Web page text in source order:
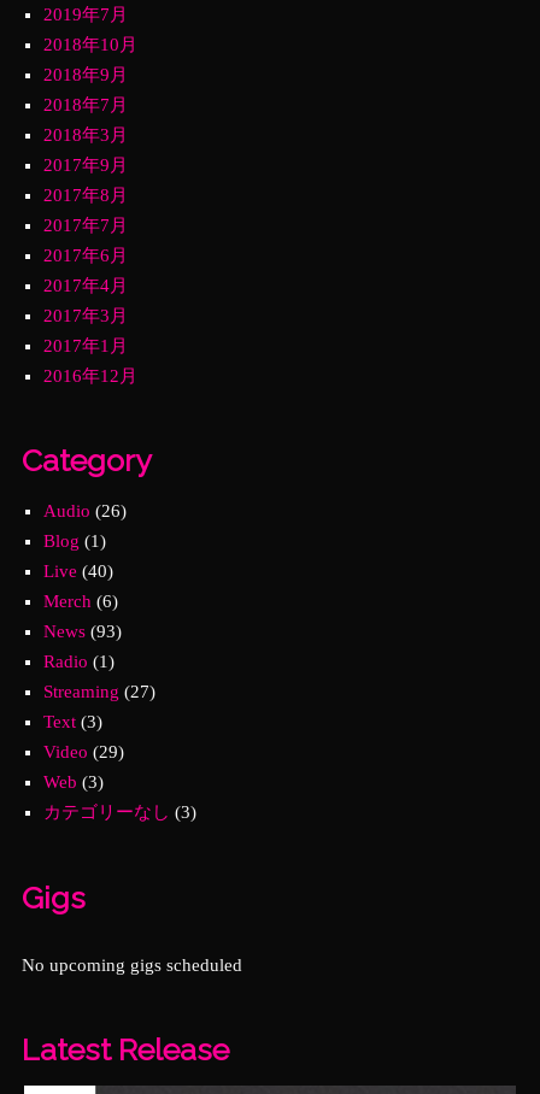
2019年7月
2018年10月
2018年9月
2018年7月
2018年3月
2017年9月
2017年8月
2017年7月
2017年6月
2017年4月
2017年3月
2017年1月
2016年12月
Category
Audio (26)
Blog (1)
Live (40)
Merch(6)
News(93)
Radio (1)
Streaming (27)
Text(3)
Video (29)
Web (3)
カテゴリーなし (3)
Gigs
No upcoming gigs scheduled
Latest Release